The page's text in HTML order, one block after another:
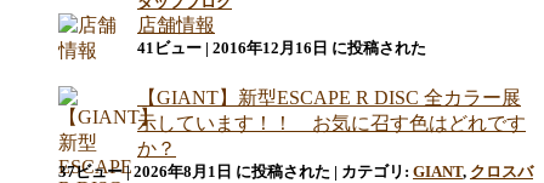
店舗情報
41ビュー 2016年12月16日 に投稿された
【GIANT】新型ESCAPE R DISC 全カラー展
示しています！！ お気に召す色はどれです
か？
37ビュー|2026年8月1日 に投稿された カテゴリ: GIANT, クロスバ